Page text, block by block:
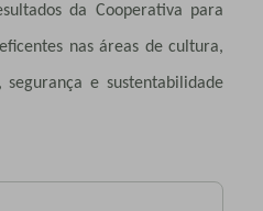
da Cooperativa para
nas áreas de cultura,
segurança e sustentabilidade